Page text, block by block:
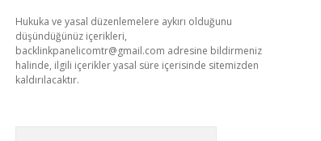
Hukuka ve yasal düzenlemelere aykırı olduğunu
düşündüğünüz içerikleri,
backlinkpanelicomtr@gmail.com adresine bildirmeniz
halinde, ilgili içerikler yasal süre içerisinde sitemizden
kaldırılacaktır.